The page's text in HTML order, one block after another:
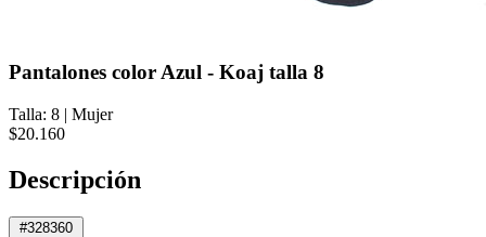
Pantalones color Azul - Koaj talla 8
Talla: 8 | Mujer
$20.160
Descripción
#328360